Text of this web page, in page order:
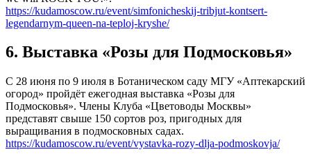
https://kudamoscow.ru/event/simfonicheskij-tribjut-kontsert-
legendarnym-queen-na-teploj-kryshe/
6. Выставка «Розы для Подмосковья»
С 28 июня по 9 июля в Ботаническом саду МГУ «Аптекарский
огород» пройдёт ежегодная выставка «Розы для
Подмосковья». Члены Клуба «Цветоводы Москвы»
представят свыше 150 сортов роз, пригодных для
выращивания в подмосковных садах.
https://kudamoscow.ru/event/vystavka-rozy-dlja-podmoskovja/